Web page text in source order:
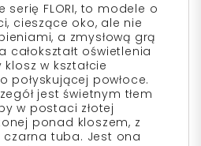
serię FLORI, to modele o
cieszące oko, ale nie
a zmysłową grą
całokształt oświetlenia
w kształcie
połyskującej powłoce.
jest świetnym tłem
w postaci złotej
ponad kloszem, z
czarna tuba. Jest ona